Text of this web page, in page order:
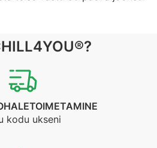
kodu ukseni